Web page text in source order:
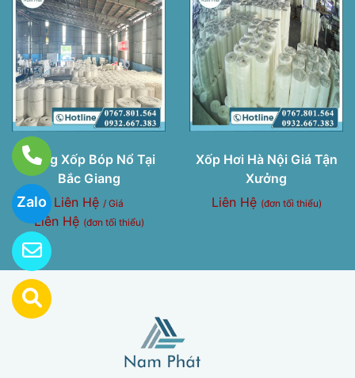
Zalo
Màng Xốp Bóp Nổ Tại
Bắc Giang
Liên Hệ / Giá
Liên Hệ (đơn tối thiểu)
Xốp Hơi Hà Nội Giá Tận
Xưởng
Liên Hệ (đơn tối thiểu)